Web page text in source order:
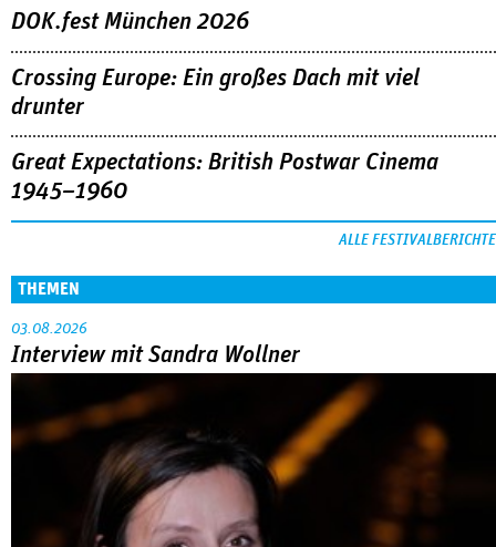
DOK.fest München 2026
Crossing Europe: Ein großes Dach mit viel
drunter
Great Expectations: British Postwar Cinema
1945–1960
ALLE FESTIVALBERICHTE
THEMEN
03.08.2026
Interview mit Sandra Wollner